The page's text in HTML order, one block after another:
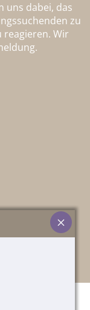
uns dabei, das
zu
Wir